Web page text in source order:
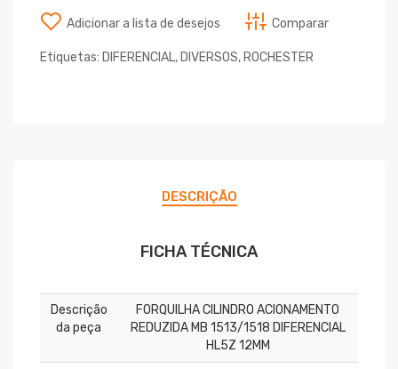
Adicionar a lista de desejos Comparar
Etiquetas: DIFERENCIAL, DIVERSOS, ROCHESTER
DESCRIÇÃO
FICHA TÉCNICA
Descrição
da peça
FORQUILHA CILINDRO ACIONAMENTO
REDUZIDA MB 1513/1518 DIFERENCIAL
HL5Z 12MM